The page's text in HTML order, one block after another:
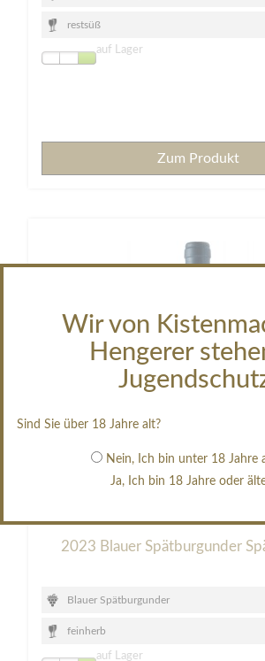
Wir von
Hengerer
Sind Sie über 18 Jahre alt?
Nein, Ich bin unter 18 Jahre
Ja, Ich bin 18 Jahre oder
restsüß
auf Lager
Zum Produkt
2023 Blauer Spätburgunder
Blauer Spätburgunder
feinherb
auf Lager